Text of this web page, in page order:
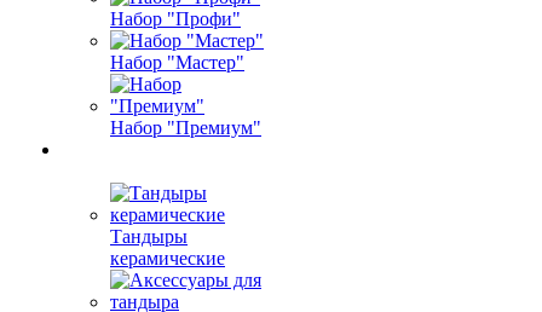
Набор "Профи"
Набор "Мастер"
Набор "Премиум"
Тандыры
керамические